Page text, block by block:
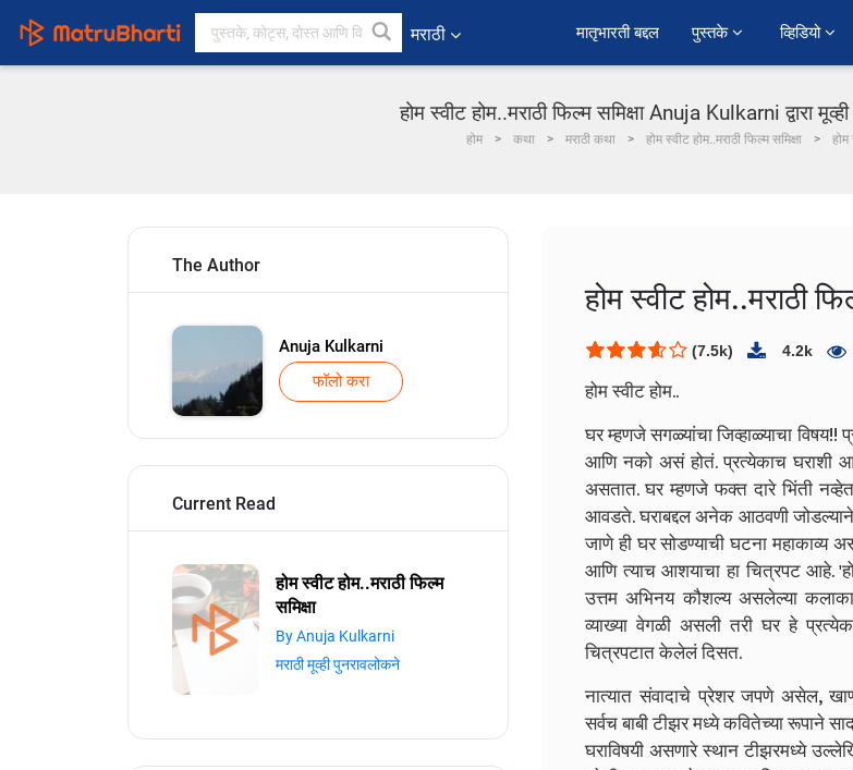
मराठी ﻿मातृभारती बद्दल पुस्तके व्हिडियो
होम स्वीट होम..मराठी फिल्म समिक्षा Anuja Kulkarni द्वारा
होम कथा मराठी कथा होम स्वीट होम..मराठी फिल्म समिक्षा होम
The Author
Anuja Kulkarni
फॉलो करा
Current Read
होम स्वीट होम..मराठी फिल्म
समिक्षा
By Anuja Kulkarni
मराठी मूव्ही पुनरावलोकने
होम स्वीट होम..मराठी
(7.5k) 4.2k
होम स्वीट होम..
घर म्हणजे सगळ्यांचा जिव्हाळ्याचा
आणि नको असं होतं. प्रत्येकाच
असतात. घर म्हणजे फक्त दारे भिंती
आवडते. घराबद्दल अनेक आठवणी जोडल्याने
जाणे ही घर सोडण्याची घटना
आणि त्याच आशयाचा हा चित्रपट आहे.
उत्तम अभिनय कौशल्य असलेल्या
व्याख्या वेगळी असली तरी घर हे
चित्रपटात केलेलं दिसत.
नात्यात संवादाचे प्रेशर जपणे असेल,
सर्वच बाबी टीझर मध्ये कवितेच्या रूपाने
घराविषयी असणारे स्थान टीझरमध्ये